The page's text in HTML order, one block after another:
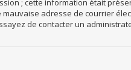
; cette information était
adresse de courrier
de contacter un